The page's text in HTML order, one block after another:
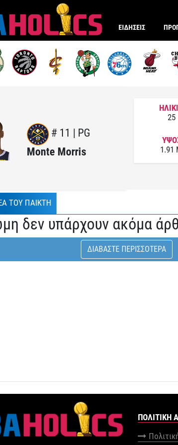
ΕΙΔΗΣΕΙΣ
# 11 | PG
Monte Morris
25
1.91
ΤΟΥ ΠΑΙΚΤΗ
δεν υπάρχουν ακόμα
ΔΙΑΒΑΣΤΕ ΠΕΡΙΣΣΟΤΕΡΑ
ΠΟΛΙΤΙΚΉ